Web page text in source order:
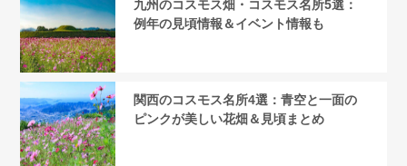
九州のコスモス畑・コスモス名所5選：
例年の見頃情報＆イベント情報も
関西のコスモス名所4選：青空と一面の
ピンクが美しい花畑＆見頃まとめ